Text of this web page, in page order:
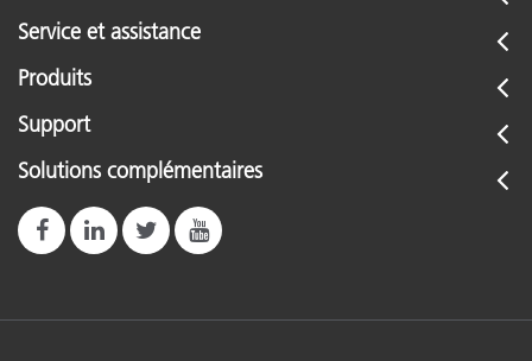
Service et assistance
Produits
Support
Solutions complémentaires